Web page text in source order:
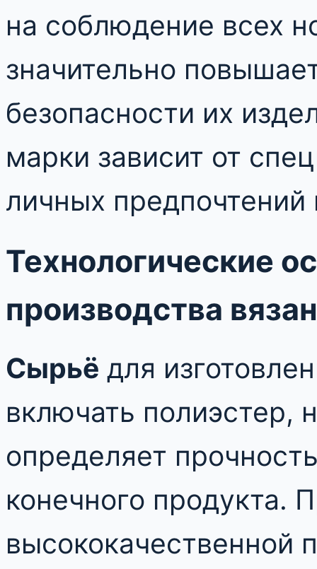
на соблюдение всех
значительно
безопасности их
марки зависит от
личных предпочтений
Технологические
производства
Сырьё для
включать полиэстер,
определяет
конечного продукта.
высококачественной